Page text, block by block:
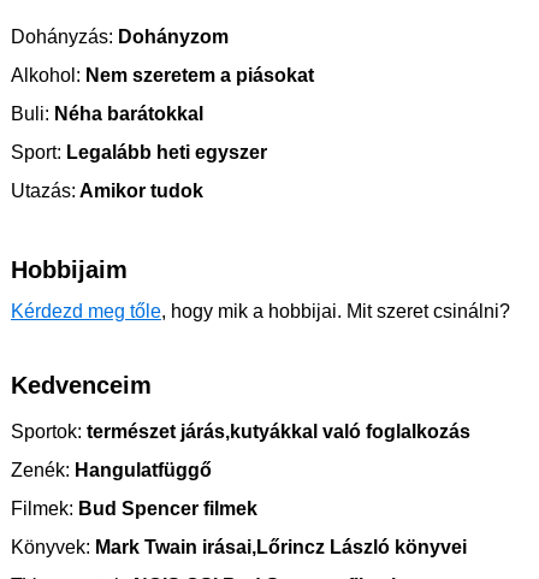
Dohányzás: Dohányzom
Alkohol: Nem szeretem a piásokat
Buli: Néha barátokkal
Sport: Legalább heti egyszer
Utazás: Amikor tudok
Hobbijaim
Kérdezd meg tőle, hogy mik a hobbijai. Mit szeret csinálni?
Kedvenceim
Sportok: természet járás,kutyákkal való foglalkozás
Zenék: Hangulatfüggő
Filmek: Bud Spencer filmek
Könyvek: Mark Twain irásai,Lőrincz László könyvei